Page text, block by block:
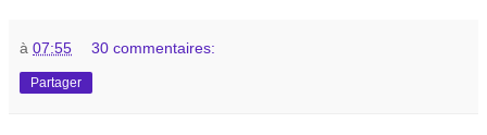
à 07:55 30 commentaires:
Partager